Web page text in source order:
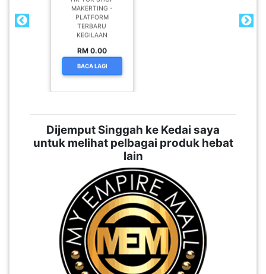
TIK TOK SHOP
MAKERTING -
PLATFORM
TERBARU
RM 0.00
Dijemput Singgah ke Kedai saya
untuk melihat pelbagai produk hebat
lain